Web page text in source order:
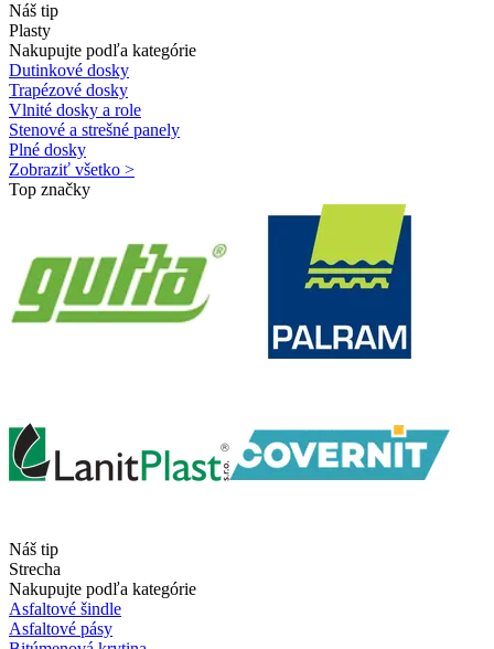
Náš tip
Plasty
Nakupujte podľa kategórie
Dutinkové dosky
Trapézové dosky
Vlnité dosky a role
Stenové a strešné panely
Plné dosky
Zobraziť všetko >
Top značky
Náš tip
Strecha
Nakupujte podľa kategórie
Asfaltové šindle
Asfaltové pásy